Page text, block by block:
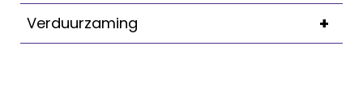
+
Verduurzaming